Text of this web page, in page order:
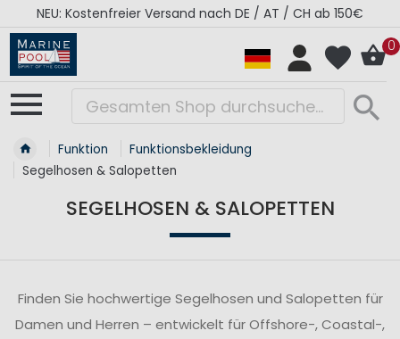
/ AT / CH ab 150€
RÉGATES ROYALES
0
Funktion
Funktionsbekleidung
Segelhosen & Salopetten
SEGELHOSEN & SALOPETTEN
Finden Sie hochwertige Segelhosen und Salopetten für
Damen und Herren – entwickelt für Offshore-, Coastal-,